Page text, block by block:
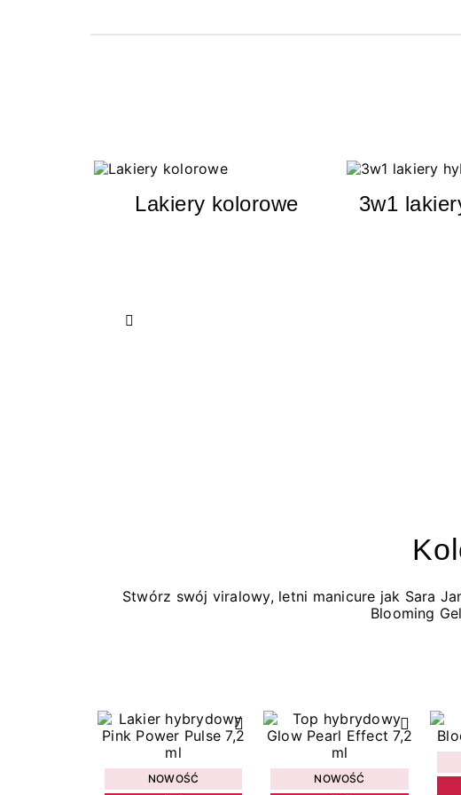
Lakiery kolorowe 3w1
Stwórz swój viralowy, letni manicure jak Sara
Blooming
NOWOŚĆ
NOWOŚĆ